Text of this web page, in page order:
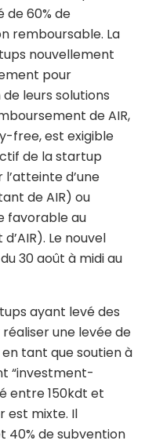
de 60% de
remboursable. La
nouvellement
pour
leurs solutions
de AIR,
free, est exigible
de la startup
l’atteinte d’une
de AIR) ou
favorable au
Le nouvel
30 août à midi au
ayant levé des
une levée de
en tant que soutien à
“investment-
entre 150kdt et
est mixte. Il
40% de subvention